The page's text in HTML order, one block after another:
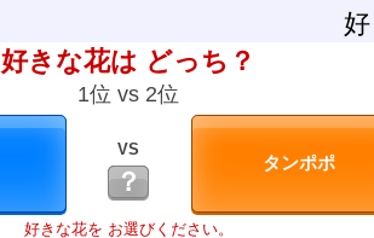
好きな花は どっち？
1位 vs 2位
VS
？
好きな花を お選びください。